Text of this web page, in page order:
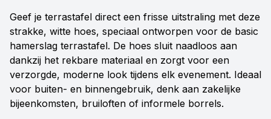
Geef je terrastafel direct een frisse uitstraling met deze
strakke, witte hoes, speciaal ontworpen voor de basic
hamerslag terrastafel. De hoes sluit naadloos aan
dankzij het rekbare materiaal en zorgt voor een
verzorgde, moderne look tijdens elk evenement. Ideaal
voor buiten- en binnengebruik, denk aan zakelijke
bijeenkomsten, bruiloften of informele borrels.